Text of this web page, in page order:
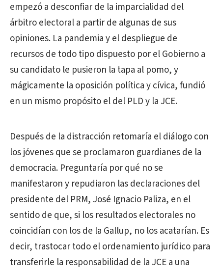
empezó a desconfiar de la imparcialidad del
árbitro electoral a partir de algunas de sus
opiniones. La pandemia y el despliegue de
recursos de todo tipo dispuesto por el Gobierno a
su candidato le pusieron la tapa al pomo, y
mágicamente la oposición política y cívica, fundió
en un mismo propósito el del PLD y la JCE.
Después de la distracción retomaría el diálogo con
los jóvenes que se proclamaron guardianes de la
democracia. Preguntaría por qué no se
manifestaron y repudiaron las declaraciones del
presidente del PRM, José Ignacio Paliza, en el
sentido de que, si los resultados electorales no
coincidían con los de la Gallup, no los acatarían. Es
decir, trastocar todo el ordenamiento jurídico para
transferirle la responsabilidad de la JCE a una